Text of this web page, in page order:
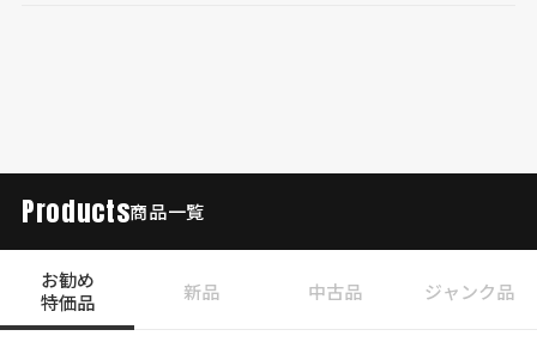
Products商品一覧
お勧め
特価品
新品 中古品 ジャンク品